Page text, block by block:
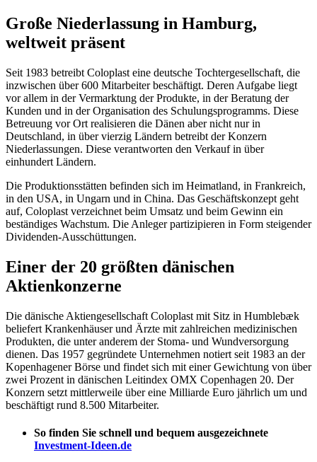
Große Niederlassung in Hamburg,
weltweit präsent
Seit 1983 betreibt Coloplast eine deutsche Tochtergesellschaft, die
inzwischen über 600 Mitarbeiter beschäftigt. Deren Aufgabe liegt
vor allem in der Vermarktung der Produkte, in der Beratung der
Kunden und in der Organisation des Schulungsprogramms. Diese
Betreuung vor Ort realisieren die Dänen aber nicht nur in
Deutschland, in über vierzig Ländern betreibt der Konzern
Niederlassungen. Diese verantworten den Verkauf in über
einhundert Ländern.
Die Produktionsstätten befinden sich im Heimatland, in Frankreich,
in den USA, in Ungarn und in China. Das Geschäftskonzept geht
auf, Coloplast verzeichnet beim Umsatz und beim Gewinn ein
beständiges Wachstum. Die Anleger partizipieren in Form steigender
Dividenden-Ausschüttungen.
Einer der 20 größten dänischen
Aktienkonzerne
Die dänische Aktiengesellschaft Coloplast mit Sitz in Humblebæk
beliefert Krankenhäuser und Ärzte mit zahlreichen medizinischen
Produkten, die unter anderem der Stoma- und Wundversorgung
dienen. Das 1957 gegründete Unternehmen notiert seit 1983 an der
Kopenhagener Börse und findet sich mit einer Gewichtung von über
zwei Prozent in dänischen Leitindex OMX Copenhagen 20. Der
Konzern setzt mittlerweile über eine Milliarde Euro jährlich um und
beschäftigt rund 8.500 Mitarbeiter.
So finden Sie schnell und bequem ausgezeichnete
Investment-Ideen.de